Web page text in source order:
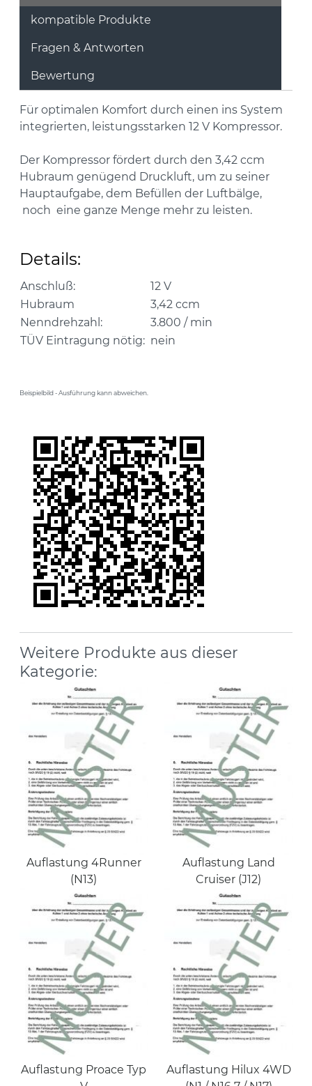
kompatible Produkte
Fragen & Antworten
Bewertung
Für optimalen Komfort durch einen ins System
integrierten, leistungsstarken 12 V Kompressor.
Der Kompressor fördert durch den 3,42 ccm
Hubraum genügend Druckluft, um zu seiner
Hauptaufgabe, dem Befüllen der Luftbälge,
noch eine ganze Menge mehr zu leisten.
Details:
Anschluß:
12 V
Hubraum
3,42 ccm
Nenndrehzahl:
3.800 / min
TÜV Eintragung nötig: nein
Beispielbild - Ausführung kann abweichen.
Weitere Produkte aus dieser
Kategorie:
Auflastung 4Runner
(N13)
Auflastung Land
Cruiser (J12)
Auflastung Proace Typ
Auflastung Hilux 4WD